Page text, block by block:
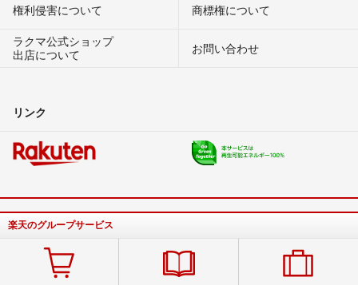
権利侵害について
商標権について
ラクマ公式ショップ
出店について
お問い合わせ
リンク
楽天のグループサービス